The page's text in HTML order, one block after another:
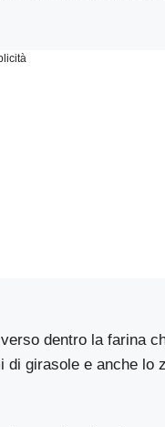
dentro la farina
di girasole e anche lo